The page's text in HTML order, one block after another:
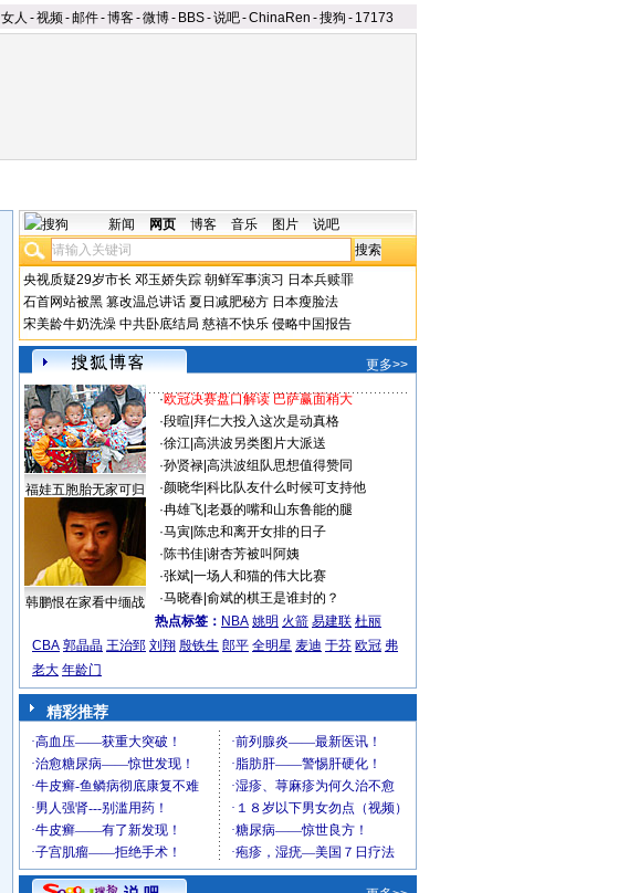
女人 -视频-邮件-博客-微博- BBS-说吧-ChinaRen -搜狗 - 17173
新闻 网页 博客 音乐 图片 说吧
央视质疑29岁市长 邓玉娇失踪 朝鲜军事演习 日本兵赎罪
石首网站被黑 篡改温总讲话 夏日减肥秘方 日本瘦脸法
宋美龄牛奶洗澡 中共卧底结局 慈禧不快乐 侵略中国报告
更多>>
福娃五胞胎无家可归
韩鹏恨在家看中缅战
·欧冠决赛盘口解读 巴萨赢面稍大
·段暄 拜仁大投入这次是动真格
·徐江| 高洪波另类图片大派送
·孙贤禄| 高洪波组队思想值得赞同
·颜晓华| 科比队友什么时候可支持他
·冉雄飞| 老聂的嘴和山东鲁能的腿
·马寅| 陈忠和离开女排的日子
·陈书佳| 谢杏芳被叫阿姨
·张斌| 一场人和猫的伟大比赛
·马晓春| 俞斌的棋王是谁封的？
热点标签： NBA 姚明 火箭 易建联 杜丽
CBA 郭晶晶 王治郅 刘翔 殷铁生 郎平 全明星 麦迪 于芬 欧冠 弗
老大 年龄门
精彩推荐